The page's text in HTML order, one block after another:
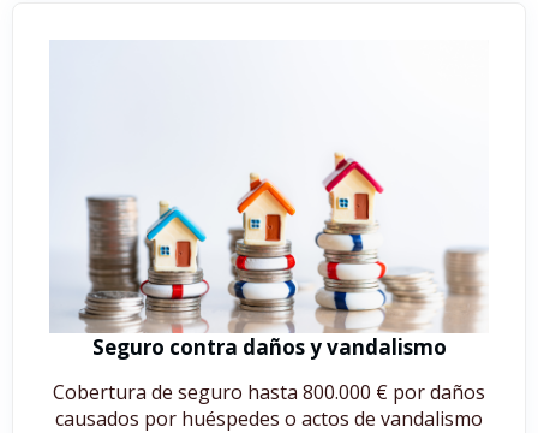
Seguro contra daños y vandalismo​
Cobertura de seguro hasta 800.000 € por daños
causados por huéspedes o actos de vandalismo